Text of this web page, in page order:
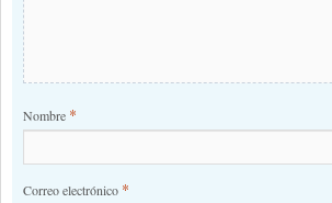
Nombre *
Correo electrónico *